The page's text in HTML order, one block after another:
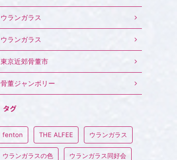
ウランガラス
ウランガラス
東京近郊骨董市
骨董ジャンボリー
タグ
fenton THE ALFEE ウランガラス
ウランガラスの色 ウランガラス同好会